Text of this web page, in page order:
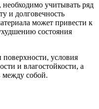
учитывать ряд
и долговечность
может привести к
состояния
условия
и влагостойкости, а
между собой.